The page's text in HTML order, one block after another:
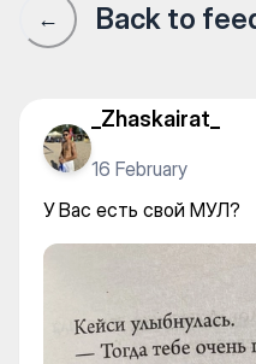
← Back to
_Zhaskairat_
16 February
У Вас есть свой МУЛ?